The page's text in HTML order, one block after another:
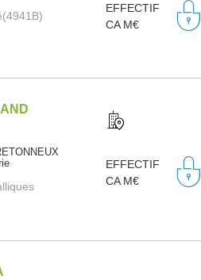
EFFECTIF
CA M€
EFFECTIF
CA M€